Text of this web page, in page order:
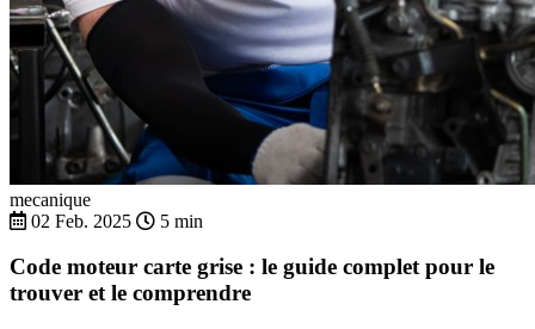
mecanique
02 Feb. 2025
5 min
Code moteur carte grise : le guide complet pour le
trouver et le comprendre